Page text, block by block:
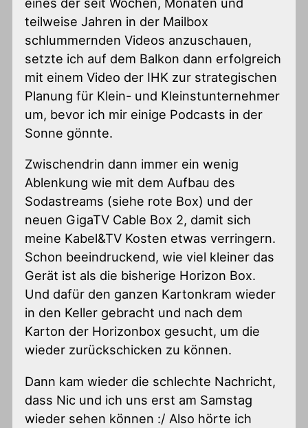
teilweise Jahren in der Mailbox
schlummernden Videos anzuschauen,
setzte ich auf dem Balkon dann erfolgreich
mit einem Video der IHK zur strategischen
Planung für Klein- und Kleinstunternehmer
um, bevor ich mir einige Podcasts in der
Sonne gönnte.
Zwischendrin dann immer ein wenig
Ablenkung wie mit dem Aufbau des
Sodastreams (siehe rote Box) und der
neuen GigaTV Cable Box 2, damit sich
meine Kabel&TV Kosten etwas verringern.
Schon beeindruckend, wie viel kleiner das
Gerät ist als die bisherige Horizon Box.
Und dafür den ganzen Kartonkram wieder
in den Keller gebracht und nach dem
Karton der Horizonbox gesucht, um die
wieder zurückschicken zu können.
Dann kam wieder die schlechte Nachricht,
dass Nic und ich uns erst am Samstag
wieder sehen können :/ Also hörte ich